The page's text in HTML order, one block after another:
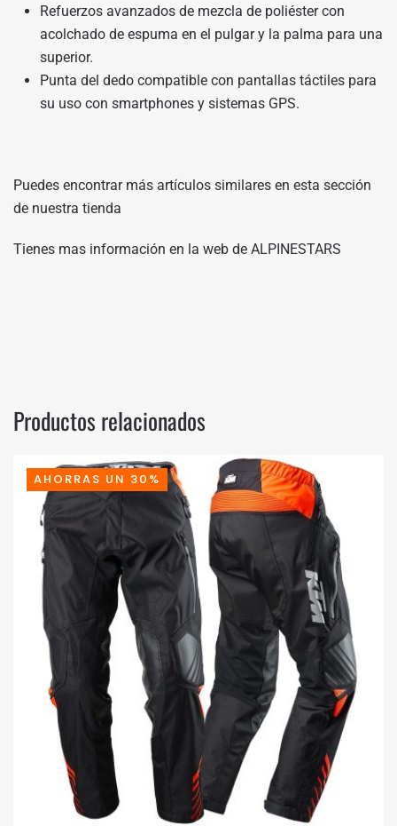
Refuerzos avanzados de mezcla de poliéster con
acolchado de espuma en el pulgar y la palma para una
superior.
Punta del dedo compatible con pantallas táctiles para
su uso con smartphones y sistemas GPS.
Puedes encontrar más artículos similares en esta sección
de nuestra tienda
Tienes mas información en la web de ALPINESTARS
Productos relacionados
AHORRAS UN 30%